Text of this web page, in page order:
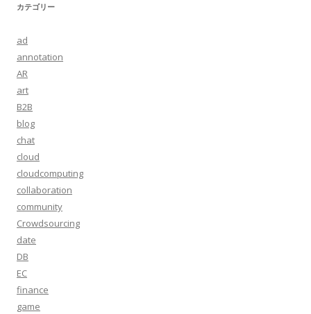
カテゴリー
ad
annotation
AR
art
B2B
blog
chat
cloud
cloudcomputing
collaboration
community
Crowdsourcing
date
DB
EC
finance
game